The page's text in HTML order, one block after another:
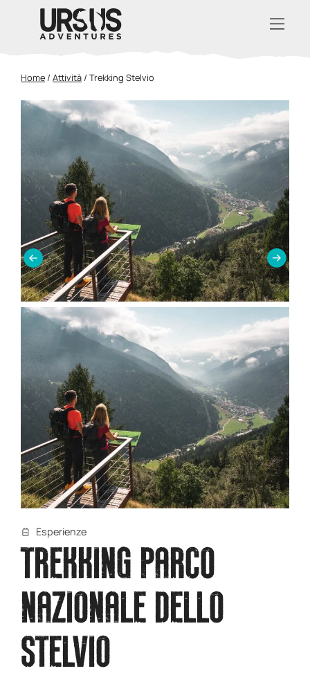
Home / Attività / Trekking Stelvio
Esperienze
TREKKING PARCO
NAZIONALE DELLO
STELVIO